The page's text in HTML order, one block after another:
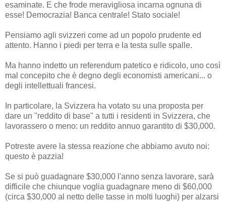
esaminate. E che frode meravigliosa incarna ognuna di
esse! Democrazia! Banca centrale! Stato sociale!
Pensiamo agli svizzeri come ad un popolo prudente ed
attento. Hanno i piedi per terra e la testa sulle spalle.
Ma hanno indetto un referendum patetico e ridicolo, uno così
mal concepito che è degno degli economisti americani... o
degli intellettuali francesi.
In particolare, la Svizzera ha votato su una proposta per
dare un "reddito di base" a tutti i residenti in Svizzera, che
lavorassero o meno: un reddito annuo garantito di $30,000.
Potreste avere la stessa reazione che abbiamo avuto noi:
questo è pazzia!
Se si può guadagnare $30,000 l'anno senza lavorare, sarà
difficile che chiunque voglia guadagnare meno di $60,000
(circa $30,000 al netto delle tasse in molti luoghi) per alzarsi